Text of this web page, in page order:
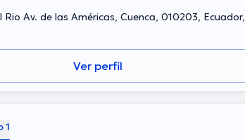
Rio Av. de las Américas, Cuenca, 010203, Ecuador,
Ver perfil
1